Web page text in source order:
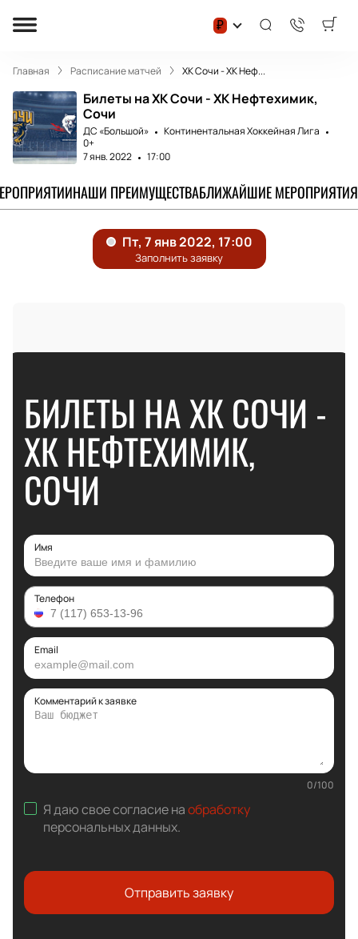
₽
Главная Расписание матчей ХК Сочи - ХК Неф...
Билеты на ХК Сочи - ХК Нефтехимик,
Сочи
ДС «Большой»
Континентальная Хоккейная Лига
0+
7 янв. 2022
17:00
НАШИ ПРЕИМУЩЕСТВАБЛИЖАЙШИЕ МЕРОПРИЯТИЯ
БИЛЕТЫ НА ХК СОЧИ -
ХК НЕФТЕХИМИК,
СОЧИ
Имя
Телефон
Email
Комментарий к заявке
0/100
Я даю свое согласие наобработку
персональных данных.
Отправить заявку